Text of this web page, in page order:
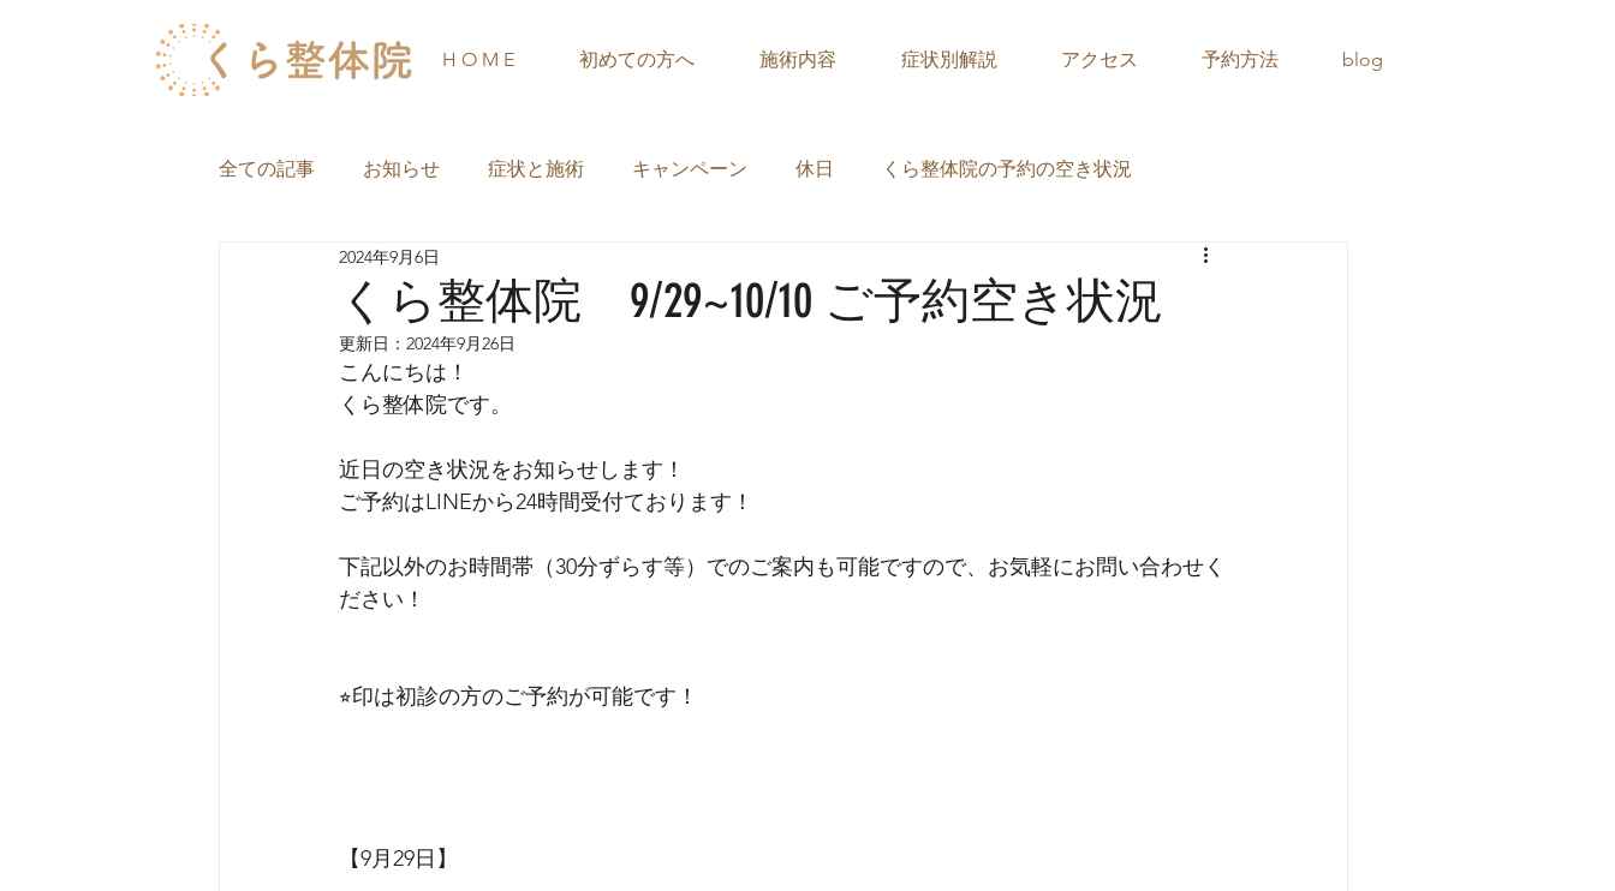
H O M E 初めての方へ 施術内容 症状別解説 アクセス 予約方法 blog
全ての記事 お知らせ 症状と施術 キャンペーン 休日 くら整体院の予約の空き状況
くら整体院 9/29~10/10 ご予約空き状況
2024年9月6日
更新日： 2024年9月26日
こんにちは！
くら整体院です。
近日の空き状況をお知らせします！
ご予約はLINEから24時間受付ております！
下記以外のお時間帯（30分ずらす等）でのご案内も可能ですので、お気軽にお問い合わせく
ださい！
⭐︎印は初診の方のご予約が可能です！
【9月29日】